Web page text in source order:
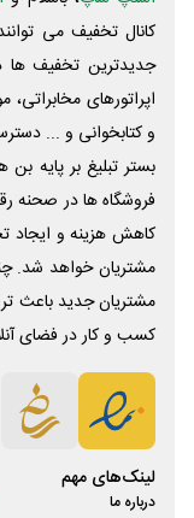
کانال تخفیف می
جدیدترین تخفیف ها
اپراتورهای
و کتابخوانی و ...
بستر تبلیغ بر پایه
فروشگاه ها در صحنه
کاهش هزینه و ایجاد
مشتریان خواهد شد.
مشتریان جدید باعث
کسب و کار در فضای
لینک‌های مهم
درباره ما